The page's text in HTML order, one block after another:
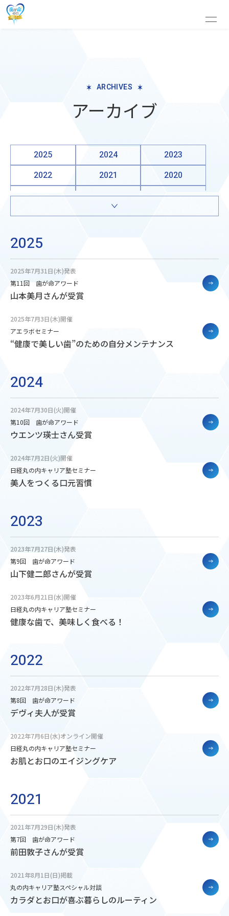
ARCHIVES
アーカイブ
2025 2024
2023
2022
2021
2020
2019
2018
2017
2016
2015
2025
2025年7月31日(木)発表
第11回 歯が命アワード
山本美月さんが受賞
2025年7月3日(木)開催
アエラボセミナー
“健康で美しい歯”のための自分メンテナンス
2024
2024年7月30日(火)開催
第10回 歯が命アワード
ウエンツ瑛士さん受賞
2024年7月2日(火)開催
日経丸の内キャリア塾セミナー
美人をつくる口元習慣
2023
2023年7月27日(木)発表
第9回 歯が命アワード
山下健二郎さんが受賞
2023年6月21日(水)開催
日経丸の内キャリア塾セミナー
健康な歯で、美味しく食べる！
2022
2022年7月28日(木)発表
第8回 歯が命アワード
デヴィ夫人が受賞
2022年7月6日(水)オンライン開催
日経丸の内キャリア塾セミナー
お肌とお口のエイジングケア
2021
2021年7月29日(木)発表
第7回 歯が命アワード
前田敦子さんが受賞
2021年8月1日(日)掲載
丸の内キャリア塾スペシャル対談
カラダとお口が喜ぶ暮らしのルーティン